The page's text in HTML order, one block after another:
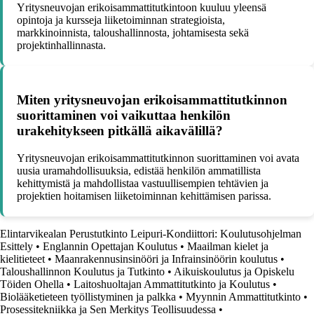
Yritysneuvojan erikoisammattitutkintoon kuuluu yleensä
opintoja ja kursseja liiketoiminnan strategioista,
markkinoinnista, taloushallinnosta, johtamisesta sekä
projektinhallinnasta.
Miten yritysneuvojan erikoisammattitutkinnon
suorittaminen voi vaikuttaa henkilön
urakehitykseen pitkällä aikavälillä?
Yritysneuvojan erikoisammattitutkinnon suorittaminen voi avata
uusia uramahdollisuuksia, edistää henkilön ammatillista
kehittymistä ja mahdollistaa vastuullisempien tehtävien ja
projektien hoitamisen liiketoiminnan kehittämisen parissa.
Elintarvikealan Perustutkinto Leipuri-Kondiittori: Koulutusohjelman
Esittely • Englannin Opettajan Koulutus • Maailman kielet ja
kielitieteet • Maanrakennusinsinööri ja Infrainsinöörin koulutus •
Taloushallinnon Koulutus ja Tutkinto • Aikuiskoulutus ja Opiskelu
Töiden Ohella • Laitoshuoltajan Ammattitutkinto ja Koulutus •
Biolääketieteen työllistyminen ja palkka • Myynnin Ammattitutkinto •
Prosessitekniikka ja Sen Merkitys Teollisuudessa •